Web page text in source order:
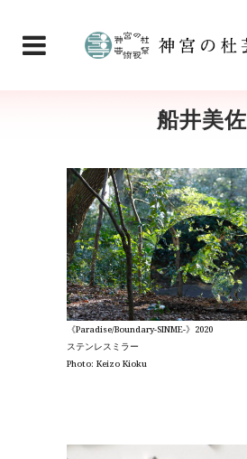
船井美佐
《Paradise/Boundary-SINME-》2020
ステンレスミラー
Photo: Keizo Kioku